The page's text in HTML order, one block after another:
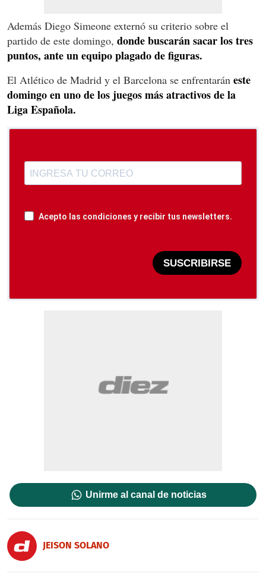
Además Diego Simeone externó su criterio sobre el
partido de este domingo, donde buscarán sacar los tres
puntos, ante un equipo plagado de figuras.
El Atlético de Madrid y el Barcelona se enfrentarán este
domingo en uno de los juegos más atractivos de la
Liga Española.
Acepto las condiciones y recibir tus newsletters.
SUSCRIBIRSE
Unirme al canal de noticias
JEISON SOLANO